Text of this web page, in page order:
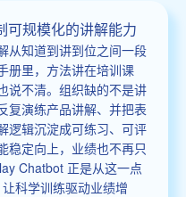
可规模化的讲解能力
从知道到讲到位之间一段
册里，方法讲在培训课
说不清。组织缺的不是讲
复演练产品讲解、并把表
逻辑沉淀成可练习、可评
稳定向上，业绩也不再只
Chatbot 正是从这一点
科学训练驱动业绩增